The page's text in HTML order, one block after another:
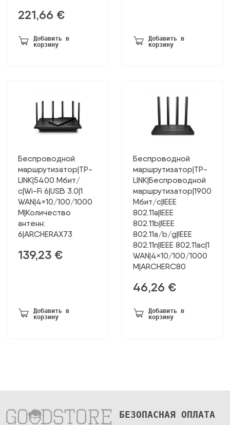
221,66 €
Добавить в
корзину
Добавить в
корзину
Беспроводной
маршрутизатор|TP-
LINK|5400 Мбит/
с|Wi-Fi 6|USB 3.0|1
WAN|4×10/100/1000
M|Количество
антенн:
6|ARCHERAX73
139,23 €
Добавить в
корзину
Беспроводной
маршрутизатор|TP-
LINK|Беспроводной
маршрутизатор|1900
Мбит/с|IEEE
802.11a|IEEE
802.11b|IEEE
802.11a/b/g|IEEE
802.11n|IEEE 802.11ac|1
WAN|4×10/100/1000
M|ARCHERC80
46,26 €
Добавить в
корзину
БЕЗОПАСНАЯ ОПЛАТА